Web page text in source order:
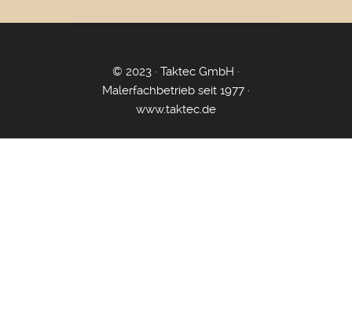
© 2023 · Taktec GmbH ·
Malerfachbetrieb seit 1977 ·
www.taktec.de